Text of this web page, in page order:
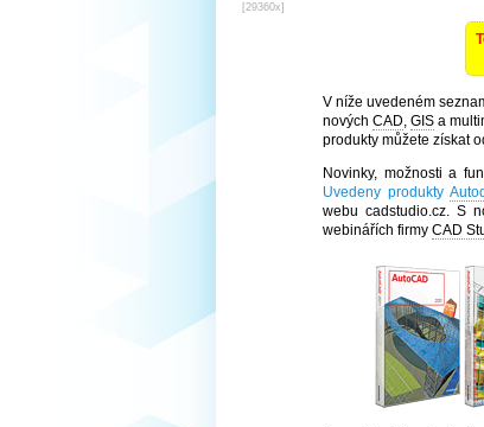
[29360x]
V níže uvedeném
nových CAD, GIS a
produkty můžete získat
Novinky, možnosti a
Uvedeny produkty
webu cadstudio.cz. S
webinářích firmy CAD